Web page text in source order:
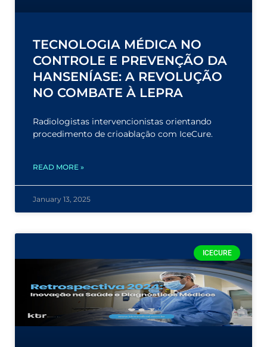
TECNOLOGIA MÉDICA NO
CONTROLE E PREVENÇÃO DA
HANSENÍASE: A REVOLUÇÃO
NO COMBATE À LEPRA
Radiologistas intervencionistas orientando
procedimento de crioablação com IceCure.
READ MORE »
January 13, 2025
ICECURE